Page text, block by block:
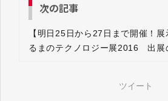
次の記事
【明日25日から27日まで開催！展
るまのテクノロジー展2016 出展
ツイート